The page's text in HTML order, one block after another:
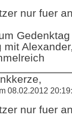
nur fuer
mit
08.02.2012
nur fuer